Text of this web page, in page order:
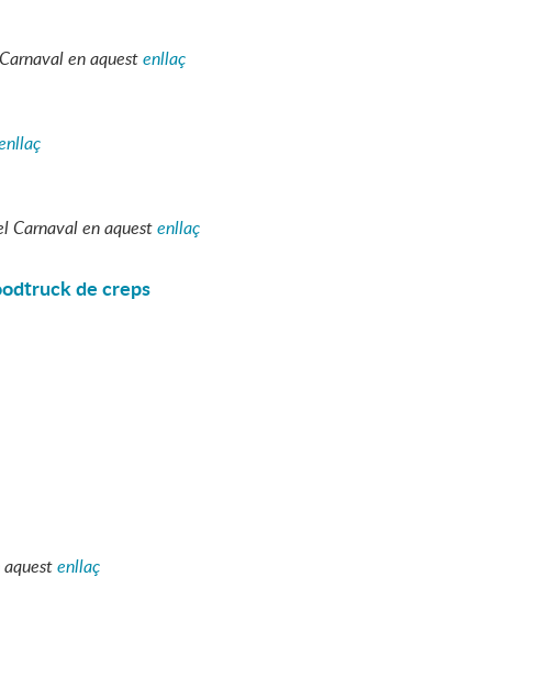
en aquestenllaç
Carnaval en aquestenllaç
de creps
enllaç